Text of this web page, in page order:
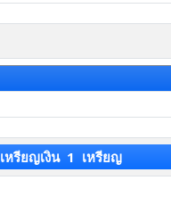
เหรียญเงิน 1 เหรียญ